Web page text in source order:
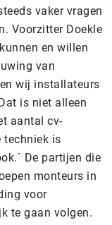
vaker vragen
Voorzitter Doekle
en willen
van
wij installateurs
is niet alleen
aantal cv-
techniek is
De partijen die
monteurs in
voor
te gaan volgen.